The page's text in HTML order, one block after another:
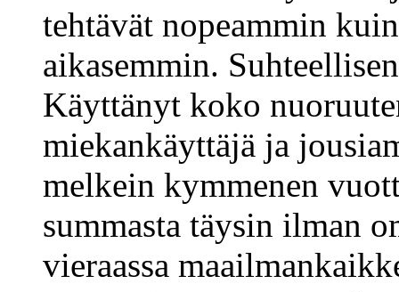
tehtävät nopeammin
aikasemmin.
Käyttänyt koko
miekankäyttäjä ja
melkein kymmenen
summasta täysin ilman
vieraassa